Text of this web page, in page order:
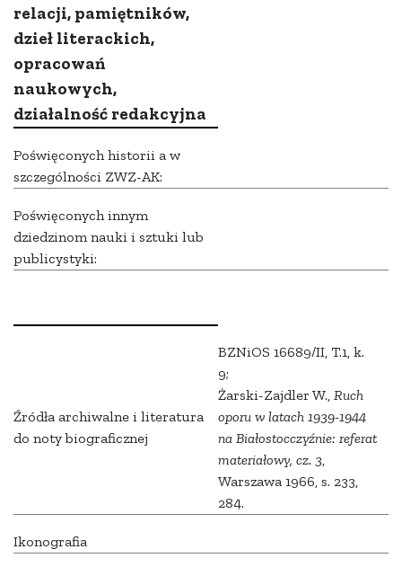
relacji, pamiętników,
dzieł literackich,
opracowań
naukowych,
działalność redakcyjna
Poświęconych historii a w
szczególności ZWZ-AK:
Poświęconych innym
dziedzinom nauki i sztuki lub
publicystyki:
Źródła archiwalne i literatura
do noty biograficznej
BZNiOS 16689/II, T.1, k.
9;
Żarski-Zajdler W., Ruch
oporu w latach 1939-1944
na Białostocczyźnie: referat
materiałowy, cz. 3,
Warszawa 1966, s. 233,
284.
Ikonografia